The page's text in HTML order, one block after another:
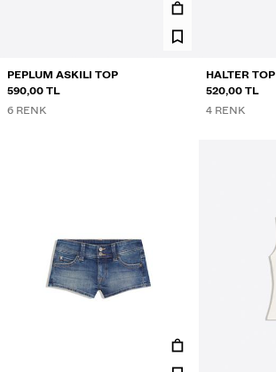
PEPLUM ASKILI TOP
590,00 TL
6 RENK
HALTER TOP
520,00 TL
4 RENK